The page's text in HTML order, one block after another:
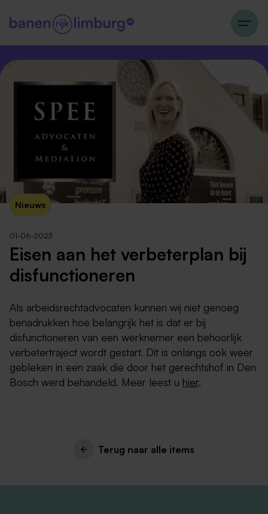
Nieuws
01-06-2023
Eisen aan het verbeterplan bij
disfunctioneren
Als arbeidsrechtadvocaten kunnen wij niet genoeg
benadrukken hoe belangrijk het is dat er bij
disfunctioneren van een werknemer een behoorlijk
verbetertraject wordt gestart. Dit is onlangs ook weer
gebleken in een zaak die door het gerechtshof in Den
Bosch werd behandeld. Meer leest u hier.
Terug naar alle items